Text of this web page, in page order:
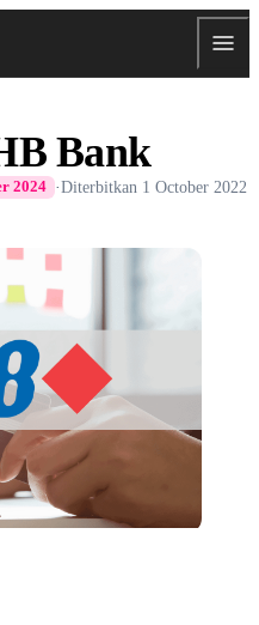
Bank
2024 ·Diterbitkan 1 October 2022